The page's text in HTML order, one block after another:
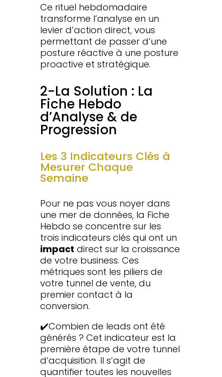
Ce rituel hebdomadaire
transforme l’analyse en un
levier d’action direct, vous
permettant de passer d’une
posture réactive à une posture
proactive et stratégique.
2-La Solution : La
Fiche Hebdo
d’Analyse & de
Progression
Les 3 Indicateurs Clés à
Mesurer Chaque
Semaine
Pour ne pas vous noyer dans
une mer de données, la Fiche
Hebdo se concentre sur les
trois indicateurs clés qui ont un
impact direct sur la croissance
de votre business. Ces
métriques sont les piliers de
votre tunnel de vente, du
premier contact à la
conversion.
✔️Combien de leads ont été
générés ? Cet indicateur est la
première étape de votre tunnel
d’acquisition. Il s’agit de
quantifier toutes les nouvelles